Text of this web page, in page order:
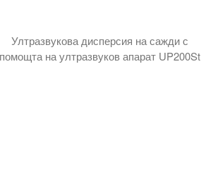
Ултразвукова дисперсия на сажди с
помощта на ултразвуков апарат UP200St